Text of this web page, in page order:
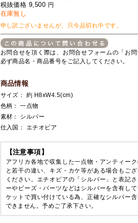
税抜価格 9,500 円
在庫無し
申し訳ございませんが、只今品切れ中です。
お問合せを頂く際は、お問合せフォームの「お問
必ず商品名・商品番号をご記入してください。
商品情報
サイズ： 約 H8xW4.5(cm)
色柄： 一点物
素材： シルバー
仕入国： エチオピア
【注意事項】
アフリカ各地で収集した一点物・アンティー
と若干の違い、キズ・カケ等がある場合もご
ください。エチオピアの「シルバー」と表記
ーやビーズ・パーツなどはシルバーを含有し
ケットで買い付けている為、正確なシルバー
できません。予めご了承下さい。